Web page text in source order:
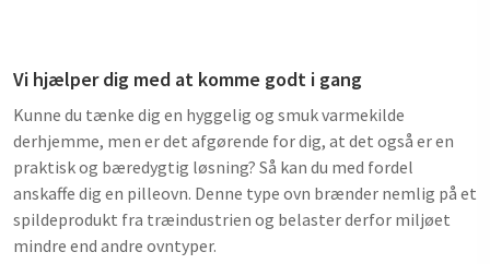
Vi hjælper dig med at komme godt i gang
Kunne du tænke dig en hyggelig og smuk varmekilde
derhjemme, men er det afgørende for dig, at det også er en
praktisk og bæredygtig løsning? Så kan du med fordel
anskaffe dig en pilleovn. Denne type ovn brænder nemlig på et
spildeprodukt fra træindustrien og belaster derfor miljøet
mindre end andre ovntyper.